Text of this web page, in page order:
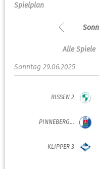
Spielplan
Alle Spiele
Sonntag 29.06.2025
RISSEN 2
PINNEBERG...
KLIPPER 3